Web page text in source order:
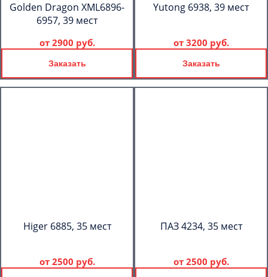
Golden Dragon XML6896-
6957, 39 мест
от 2900 руб.
Заказать
Yutong 6938, 39 мест
от 3200 руб.
Заказать
Higer 6885, 35 мест
от 2500 руб.
ПАЗ 4234, 35 мест
от 2500 руб.